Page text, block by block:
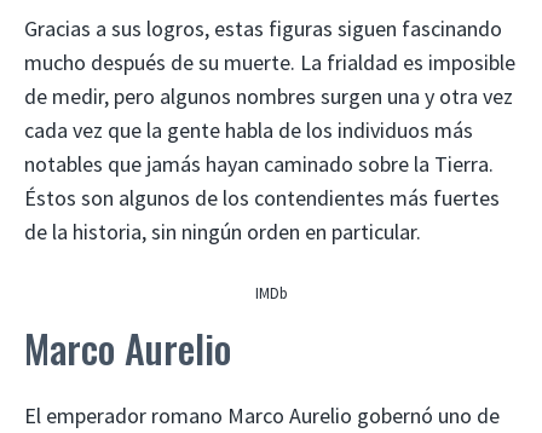
Gracias a sus logros, estas figuras siguen fascinando
mucho después de su muerte. La frialdad es imposible
de medir, pero algunos nombres surgen una y otra vez
cada vez que la gente habla de los individuos más
notables que jamás hayan caminado sobre la Tierra.
Éstos son algunos de los contendientes más fuertes
de la historia, sin ningún orden en particular.
IMDb
Marco Aurelio
El emperador romano Marco Aurelio gobernó uno de